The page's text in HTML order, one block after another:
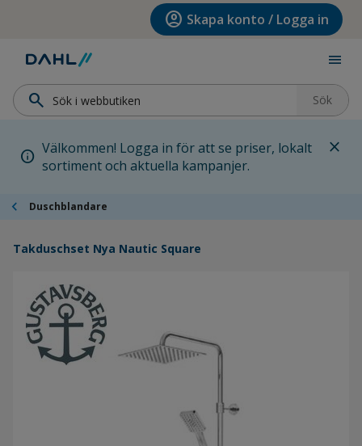
Hoppa till huvudinnehållet account_circle Skapa konto / Logga in
menu
search Sök
info Välkommen! Logga in för att se priser, lokalt
sortiment och aktuella kampanjer.
close
chevron_left Duschblandare
Takduschset Nya Nautic Square